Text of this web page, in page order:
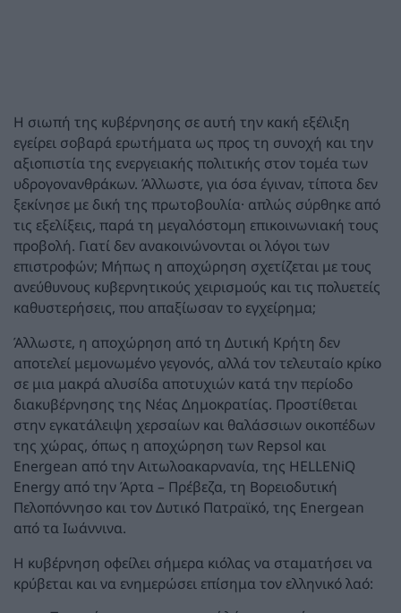
Η σιωπή της κυβέρνησης σε αυτή την κακή εξέλιξη
εγείρει σοβαρά ερωτήματα ως προς τη συνοχή και την
αξιοπιστία της ενεργειακής πολιτικής στον τομέα των
υδρογονανθράκων. Άλλωστε, για όσα έγιναν, τίποτα δεν
ξεκίνησε με δική της πρωτοβουλία· απλώς σύρθηκε από
τις εξελίξεις, παρά τη μεγαλόστομη επικοινωνιακή τους
προβολή. Γιατί δεν ανακοινώνονται οι λόγοι των
επιστροφών; Μήπως η αποχώρηση σχετίζεται με τους
ανεύθυνους κυβερνητικούς χειρισμούς και τις πολυετείς
καθυστερήσεις, που απαξίωσαν το εγχείρημα;
Άλλωστε, η αποχώρηση από τη Δυτική Κρήτη δεν
αποτελεί μεμονωμένο γεγονός, αλλά τον τελευταίο κρίκο
σε μια μακρά αλυσίδα αποτυχιών κατά την περίοδο
διακυβέρνησης της Νέας Δημοκρατίας. Προστίθεται
στην εγκατάλειψη χερσαίων και θαλάσσιων οικοπέδων
της χώρας, όπως η αποχώρηση των Repsol και
Energean από την Αιτωλοακαρνανία, της HELLENiQ
Energy από την Άρτα – Πρέβεζα, τη Βορειοδυτική
Πελοπόννησο και τον Δυτικό Πατραϊκό, της Energean
από τα Ιωάννινα.
Η κυβέρνηση οφείλει σήμερα κιόλας να σταματήσει να
κρύβεται και να ενημερώσει επίσημα τον ελληνικό λαό: